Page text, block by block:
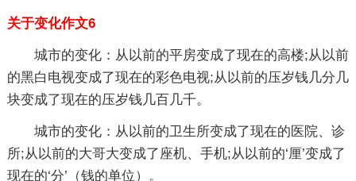
关于变化作文6
城市的变化：从以前的平房变成了现在的高楼;从以前
的黑白电视变成了现在的彩色电视;从以前的压岁钱几分几
块变成了现在的压岁钱几百几千。
城市的变化：从以前的卫生所变成了现在的医院、诊
所;从以前的大哥大变成了座机、手机;从以前的‘厘’变成了
现在的‘分’（钱的单位）。